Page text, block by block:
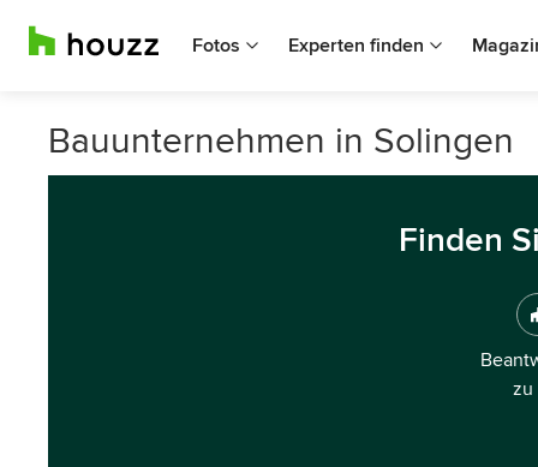
Fotos Experten finden
Bauunternehmen in Solingen
Finden
zu